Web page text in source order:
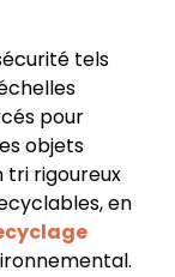
tels
pour
objets
tri rigoureux
en